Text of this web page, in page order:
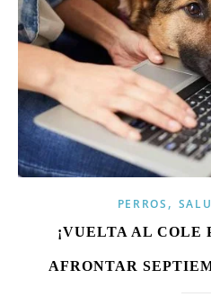
PERROS ,
¡VUELTA AL COLE
AFRONTAR